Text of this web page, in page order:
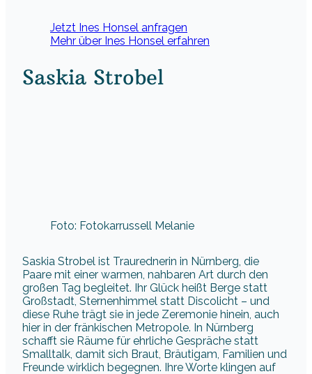
Jetzt Ines Honsel anfragen
Mehr über Ines Honsel erfahren
Saskia Strobel
Foto: Fotokarrussell Melanie
Saskia Strobel ist Traurednerin in Nürnberg, die
Paare mit einer warmen, nahbaren Art durch den
großen Tag begleitet. Ihr Glück heißt Berge statt
Großstadt, Sternenhimmel statt Discolicht – und
diese Ruhe trägt sie in jede Zeremonie hinein, auch
hier in der fränkischen Metropole. In Nürnberg
schafft sie Räume für ehrliche Gespräche statt
Smalltalk, damit sich Braut, Bräutigam, Familien und
Freunde wirklich begegnen. Ihre Worte klingen auf